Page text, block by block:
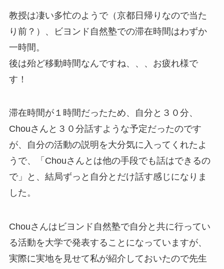
教授は凄い多忙のようで（京都日帰りなので当た
り前？）、ビヨンド自然塾での滞在時間はわずか
一時間。
後は殆ど移動時間なんですね、、、お疲れ様で
す！
滞在時間が１時間だったため、自分と３０分、
Chouさんと３０分話すような予定だったのです
が、自分の活動の説明を大分気に入ってくれたよ
うで、「Chouさんとは他の手段でも話はできるの
で」と、結局ずっと自分とだけ話す感じになりま
した。
Chouさんはビヨンド自然塾で自分と共に行ってい
る活動を大学で発表することになっていますが、
実際に実地を見せて私が紹介しておいたので先生